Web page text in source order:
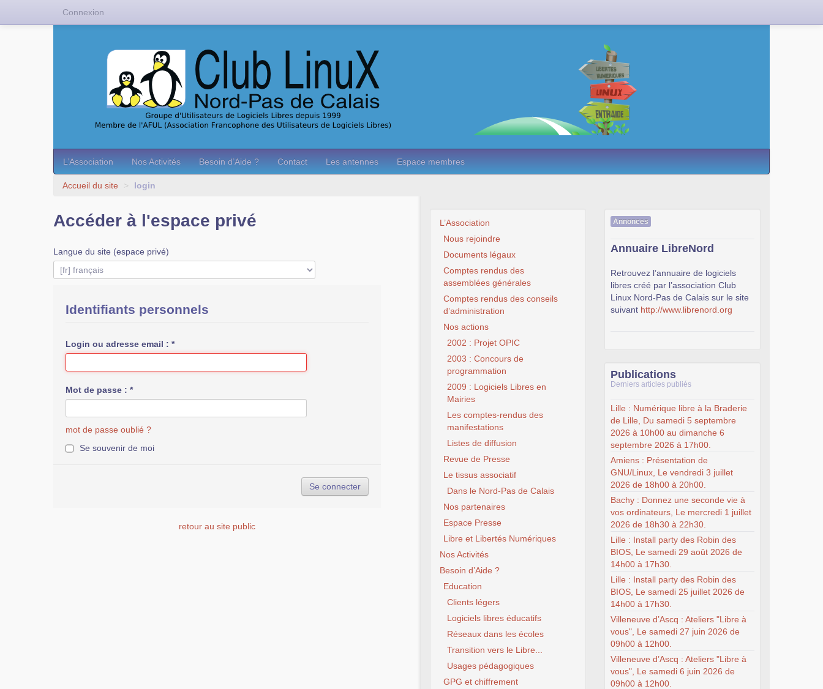
L’Association Nos Activités Besoin d’Aide ? Contact Les antennes Espace membres
Accueil du site > login
Accéder à l'espace privé
Langue du site (espace privé)
Identifiants personnels
Login ou adresse email : *
Mot de passe : *
mot de passe oublié ?
Se souvenir de moi
retour au site public
L’Association
Nous rejoindre
Documents légaux
Comptes rendus des
assemblées générales
Comptes rendus des conseils
d’administration
Nos actions
2002 : Projet OPIC
2003 : Concours de
programmation
2009 : Logiciels Libres en
Mairies
Les comptes-rendus des
manifestations
Listes de diffusion
Revue de Presse
Le tissus associatif
Dans le Nord-Pas de Calais
Nos partenaires
Espace Presse
Libre et Libertés Numériques
Nos Activités
Besoin d’Aide ?
Education
Clients légers
Logiciels libres éducatifs
Réseaux dans les écoles
Transition vers le Libre...
Usages pédagogiques
GPG et chiffrement
Annonces
Annuaire LibreNord
Retrouvez l’annuaire de logiciels
libres créé par l’association Club
Linux Nord-Pas de Calais sur le site
suivant http://www.librenord.org
Publications
Derniers articles publiés
Lille : Numérique libre à la Braderie
de Lille, Du samedi 5 septembre
2026 à 10h00 au dimanche 6
septembre 2026 à 17h00.
Amiens : Présentation de
GNU/Linux, Le vendredi 3 juillet
2026 de 18h00 à 20h00.
Bachy : Donnez une seconde vie à
vos ordinateurs, Le mercredi 1 juillet
2026 de 18h30 à 22h30.
Lille : Install party des Robin des
BIOS, Le samedi 29 août 2026 de
14h00 à 17h30.
Lille : Install party des Robin des
BIOS, Le samedi 25 juillet 2026 de
14h00 à 17h30.
Villeneuve d’Ascq : Ateliers "Libre à
vous", Le samedi 27 juin 2026 de
09h00 à 12h00.
Villeneuve d’Ascq : Ateliers "Libre à
vous", Le samedi 6 juin 2026 de
09h00 à 12h00.
Connexion